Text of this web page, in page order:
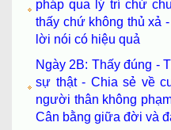
pháp qua lý trí chứ
thấy chứ không thủ xả
lời nói có hiệu quả
Ngày 2B: Thấy đúng -
sự thật - Chia sẻ về
người thân không
Cân bằng giữa đời và